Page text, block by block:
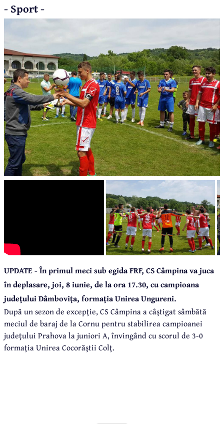
- Sport -
UPDATE - În primul meci sub egida FRF, CS Câmpina va juca
în deplasare, joi, 8 iunie, de la ora 17.30, cu campioana
judeţului Dâmboviţa, formaţia Unirea Ungureni.
După un sezon de excepţie, CS Câmpina a câştigat sâmbătă
meciul de baraj de la Cornu pentru stabilirea campioanei
judeţului Prahova la juniori A, învingând cu scorul de 3-0
formaţia Unirea Cocorăştii Colţ.